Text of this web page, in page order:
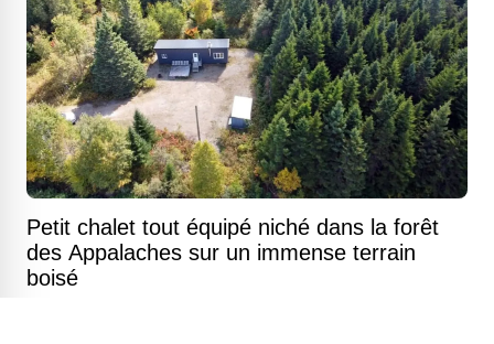
Petit chalet tout équipé niché dans la forêt
des Appalaches sur un immense terrain
boisé